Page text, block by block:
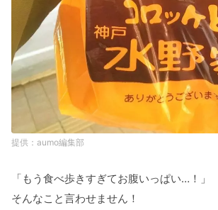
aumo編集部
「もう食べ歩きすぎてお腹いっぱい…！」
そんなこと言わせません！